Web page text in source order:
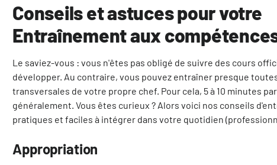
Conseils et astuces pour votre
Entraînement aux
Le saviez-vous : vous n'êtes pas obligé de suivre des cours
développer. Au contraire, vous pouvez entraîner presque
transversales de votre propre chef. Pour cela, 5 à 10 minutes
généralement. Vous êtes curieux ? Alors voici nos conseils
pratiques et faciles à intégrer dans votre quotidien
Appropriation